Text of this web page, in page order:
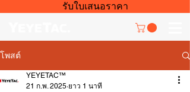
รับใบเสนอราคา
โพสต์
YEYETAC™
21 ก.พ. 2025 ยาว 1 นาที